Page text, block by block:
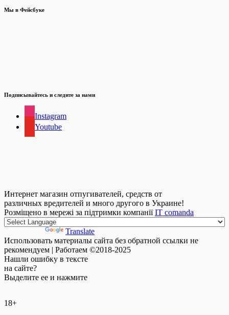
Мы в Фейсбуке
Подписывайтесь и следите за нами
Instagram
Youtube
Интернет магазин отпугивателей, средств от
различных вредителей и много другого в Украине!
Розміщено в мережі за підтримки компаніїIT comanda
Translate
Использовать материалы сайта без обратной ссылки не
рекомендуем | Работаем ©2018-2025
Нашли ошибку в тексте
на сайте?
Выделите ее и нажмите
18+